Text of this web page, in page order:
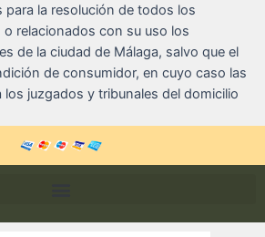
la resolución de todos los
relacionados con su uso los
de la ciudad de Málaga, salvo que el
de consumidor, en cuyo caso las
los juzgados y tribunales del domicilio